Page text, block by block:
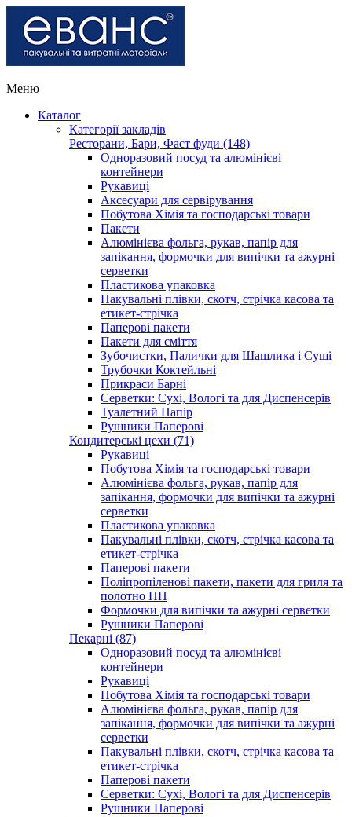
Меню
Каталог
Категорії закладів
Ресторани, Бари, Фаст фуди (148)
Одноразовий посуд та алюмінієві
контейнери
Рукавиці
Аксесуари для сервірування
Побутова Хімія та господарські товари
Пакети
Алюмінієва фольга, рукав, папір для
запікання, формочки для випічки та ажурні
серветки
Пластикова упаковка
Пакувальні плівки, скотч, стрічка касова та
етикет-стрічка
Паперові пакети
Пакети для сміття
Зубочистки, Палички для Шашлика і Суші
Трубочки Коктейльні
Прикраси Барні
Серветки: Сухі, Вологі та для Диспенсерів
Туалетний Папір
Рушники Паперові
Кондитерські цехи (71)
Рукавиці
Побутова Хімія та господарські товари
Алюмінієва фольга, рукав, папір для
запікання, формочки для випічки та ажурні
серветки
Пластикова упаковка
Пакувальні плівки, скотч, стрічка касова та
етикет-стрічка
Паперові пакети
Поліпропіленові пакети, пакети для гриля та
полотно ПП
Формочки для випічки та ажурні серветки
Рушники Паперові
Пекарні (87)
Одноразовий посуд та алюмінієві
контейнери
Рукавиці
Побутова Хімія та господарські товари
Алюмінієва фольга, рукав, папір для
запікання, формочки для випічки та ажурні
серветки
Пакувальні плівки, скотч, стрічка касова та
етикет-стрічка
Паперові пакети
Серветки: Сухі, Вологі та для Диспенсерів
Рушники Паперові